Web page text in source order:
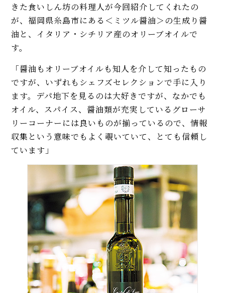
きた食いしん坊の料理人が今回紹介してくれたの
が、福岡県糸島市にある＜ミツル醤油＞の生成り醤
油と、イタリア・シチリア産のオリーブオイルで
す。
「醤油もオリーブオイルも知人を介して知ったもの
ですが、いずれもシェフズセレクションで手に入り
ます。デパ地下を見るのは大好きですが、なかでも
オイル、スパイス、醤油類が充実しているグローサ
リーコーナーには良いものが揃っているので、情報
収集という意味でもよく覗いていて、とても信頼し
ています」